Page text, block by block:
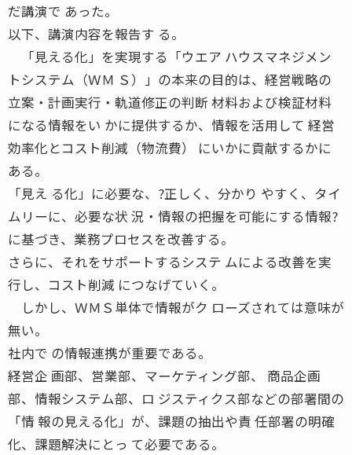
だ講演で あった。
以下、講演内容を報告す る。
「見える化」を実現する「ウエア ハウスマネジメン
トシステム（ＷＭ Ｓ）」の本来の目的は、経営戦略の
立案・計画実行・軌道修正の判断 材料および検証材料
になる情報をい かに提供するか、情報を活用して 経営
効率化とコスト削減（物流費） にいかに貢献するかに
ある。
「見え る化」に必要な、?正しく、分かり やすく、タイ
ムリーに、必要な状 況・情報の把握を可能にする情報?
に基づき、業務プロセスを改善する。
さらに、それをサポートするシステ ムによる改善を実
行し、コスト削減 につなげていく。
しかし、ＷＭＳ単体で情報がク ローズされては意味が
無い。
社内で の情報連携が重要である。
経営企 画部、営業部、マーケティング部、 商品企画
部、情報システム部、ロ ジスティクス部などの部署間の
「情 報の見える化」が、課題の抽出や責 任部署の明確
化、課題解決にとっ て必要である。